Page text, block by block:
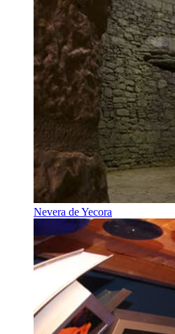
Nevera de Yecora